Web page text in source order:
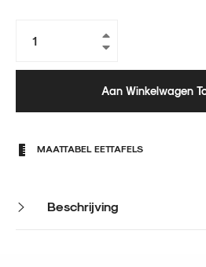
Aan Winkelwagen
MAATTABEL EETTAFELS
Beschrijving